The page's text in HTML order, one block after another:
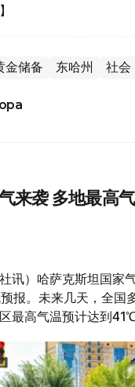
金储备 东哈州 社会
来袭 多地最高
社讯）哈萨克斯坦国家
报。未来几天，全国
最高气温预计达到41℃